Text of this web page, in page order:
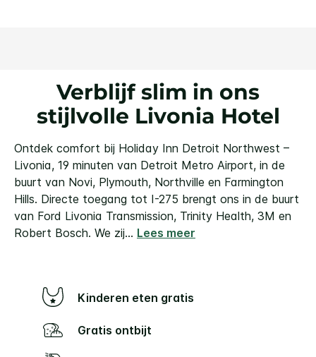
Verblijf slim in ons
stijlvolle Livonia Hotel
Ontdek comfort bij Holiday Inn Detroit Northwest –
Livonia, 19 minuten van Detroit Metro Airport, in de
buurt van Novi, Plymouth, Northville en Farmington
Hills. Directe toegang tot I-275 brengt ons in de buurt
van Ford Livonia Transmission, Trinity Health, 3M en
Robert Bosch. We zij... Lees meer
Kinderen eten gratis
Gratis ontbijt